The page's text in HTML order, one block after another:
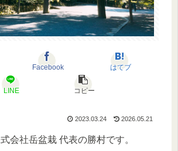
Facebook はてブ
LINE コピー
2023.03.24 2026.05.21
会社岳盆栽 代表の勝村です。